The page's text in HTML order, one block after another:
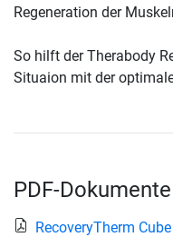
Regeneration der
So hilft der Therabody
Situaion mit der
PDF-
RecoveryTherm